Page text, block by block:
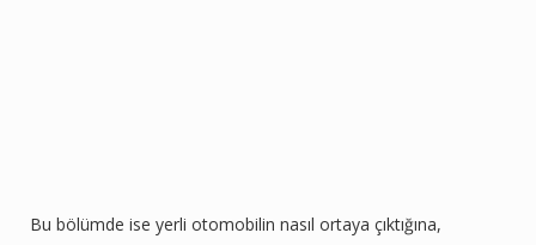
Bu bölümde ise yerli otomobilin nasıl ortaya çıktığına,